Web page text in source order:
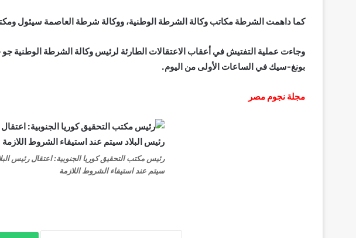
كما داهمت الشرطة مكاتب وكالة الشرطة الوطنية، ووكالة شرطة العاصمة سيئول
وجاءت عملية التفتيش في أعقاب الاعتقالات الطارئة لرئيس وكالة الشرطة
بونغ-سيك في الساعات الأولى من اليوم.
مجلة نجوم مصر
رئيس مكتب التحقيق كوريا الجنوبية: اعتقال رئيس
سيتم عند استيفاء الشروط اللازمة